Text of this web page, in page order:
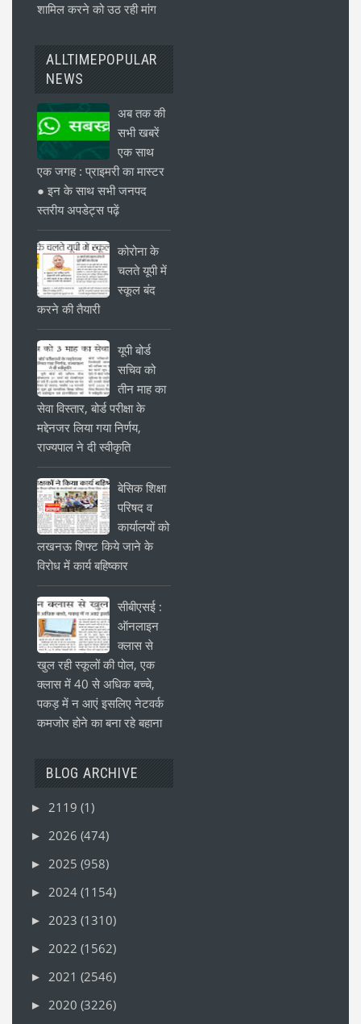
शामिल करने को उठ रही मांग
ALLTIMEPOPULAR
NEWS
अब तक की
सभी खबरें
एक साथ
एक जगह : प्राइमरी का मास्टर
● इन के साथ सभी जनपद
स्तरीय अपडेट्स पढ़ें
कोरोना के
चलते यूपी में
स्कूल बंद
करने की तैयारी
यूपी बोर्ड
सचिव को
तीन माह का
सेवा विस्तार, बोर्ड परीक्षा के
मद्देनजर लिया गया निर्णय,
राज्यपाल ने दी स्वीकृति
बेसिक शिक्षा
परिषद व
कार्यालयों को
लखनऊ शिफ्ट किये जाने के
विरोध में कार्य बहिष्कार
सीबीएसई :
ऑनलाइन
क्लास से
खुल रही स्कूलों की पोल, एक
क्लास में 40 से अधिक बच्चे,
पकड़ में न आएं इसलिए नेटवर्क
कमजोर होने का बना रहे बहाना
BLOG ARCHIVE
► 2119 (1)
► 2026 (474)
► 2025 (958)
► 2024 (1154)
► 2023 (1310)
► 2022 (1562)
► 2021 (2546)
► 2020 (3226)